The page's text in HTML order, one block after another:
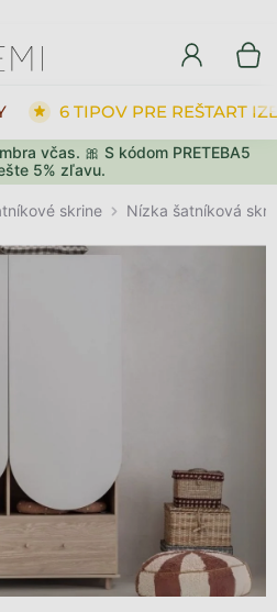
včas. 🎀 S kódom PRETEBA5
5% zľavu.
6 TIPOV PRE REŠTART
skrine Nízka šatníková
PREJSŤ DO KOŠÍKA
PREJSŤ DO KOŠÍKA